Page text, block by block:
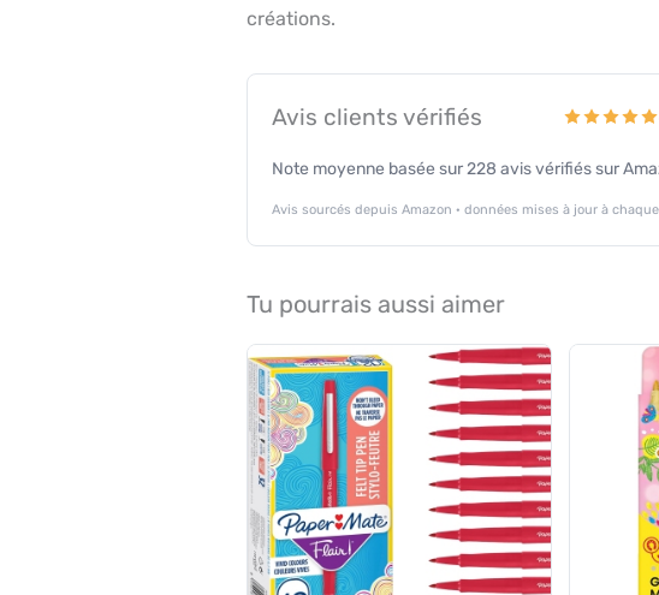
créations.
Avis clients vérifiés
Note moyenne basée sur 228 avis vérifiés sur
Avis sourcés depuis Amazon · données mises à jour à
Tu pourrais aussi aimer